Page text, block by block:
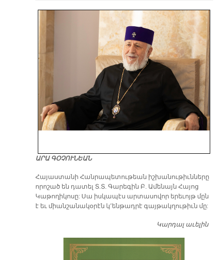
ԱՐԱ ԳՕՉՈՒՆԵԱՆ
​Հայաստանի Հանրապետութեան իշխանութիւնները
որոշած են դատել Տ.Տ. Գարեգին Բ. Ամենայն Հայոց
Կաթողիկոսը: Սա իսկապէս արտասովոր երեւոյթ մըն
է եւ միանշանակօրէն կ՚ենթադրէ գայթակղութիւն մը:
Կարդալ աւելին